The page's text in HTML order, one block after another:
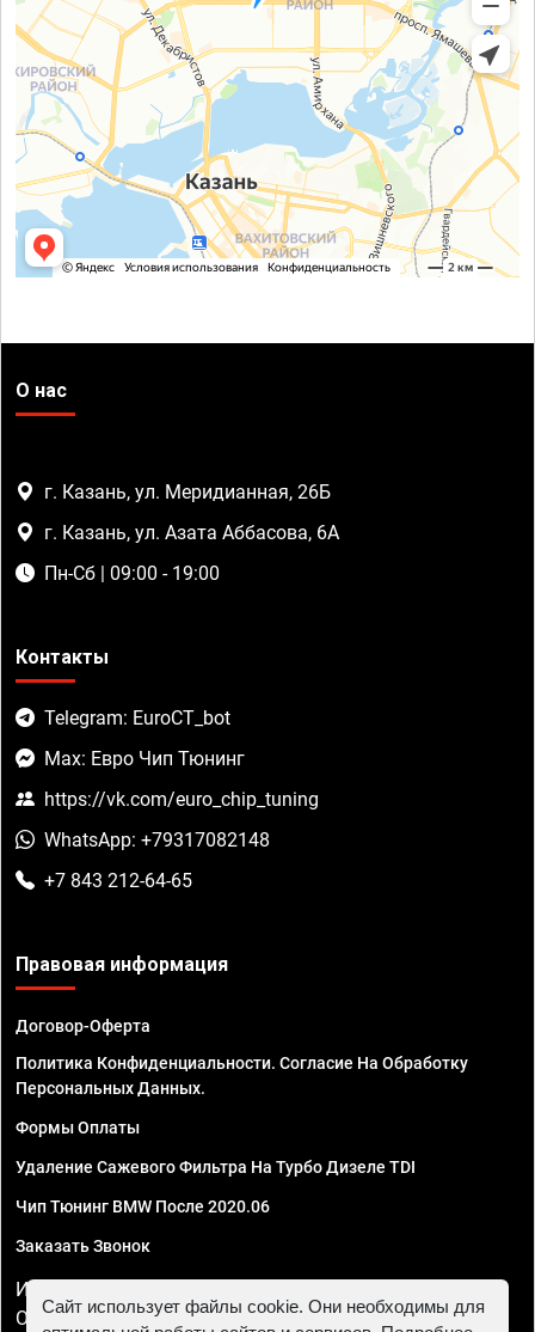
О нас
г. Казань, ул. Меридианная, 26Б
г. Казань, ул. Азата Аббасова, 6А
Пн-Сб | 09:00 - 19:00
Контакты
Telegram: EuroCT_bot
Max: Евро Чип Тюнинг
https://vk.com/euro_chip_tuning
WhatsApp: +79317082148
+7 843 212-64-65
Правовая информация
Договор-Оферта
Политика Конфиденциальности. Согласие На Обработку
Персональных Данных.
Формы Оплаты
Удаление Сажевого Фильтра На Турбо Дизеле TDI
Чип Тюнинг BMW После 2020.06
Заказать Звонок
ИП Смирнов Георгий Павлович. ИНН 781302555843,
ОГРНИП 324470400032610
Сайт использует файлы cookie. Они необходимы для